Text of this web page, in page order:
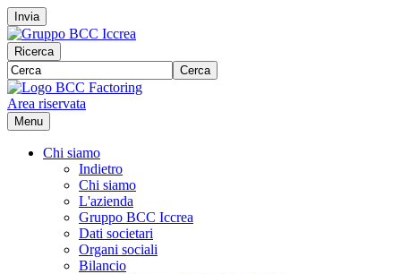
Invia
Ricerca
Cerca
Area riservata
Menu
Chi siamo
Indietro
Chi siamo
L'azienda
Gruppo BCC Iccrea
Dati societari
Organi sociali
Bilancio